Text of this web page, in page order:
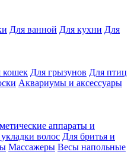
Для ванной Для кухни Для
кошек Для грызунов Для птиц
Аквариумы и аксессуары
аппараты и
волос Для бритья и
Массажеры Весы напольные